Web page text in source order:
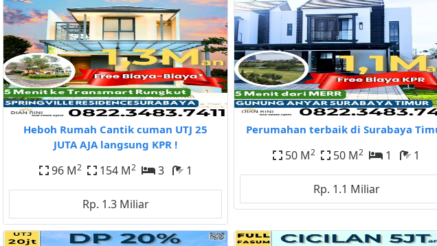
Heboh Rumah Cantik cuman UTJ 25
JUTA AJA langsung KPR !
96 M2 154 M2 3 1
Rp. 1.3 Miliar
Perumahan terbaik di Surabaya
50 M2 50 M2 1 1
Rp. 1.1 Miliar